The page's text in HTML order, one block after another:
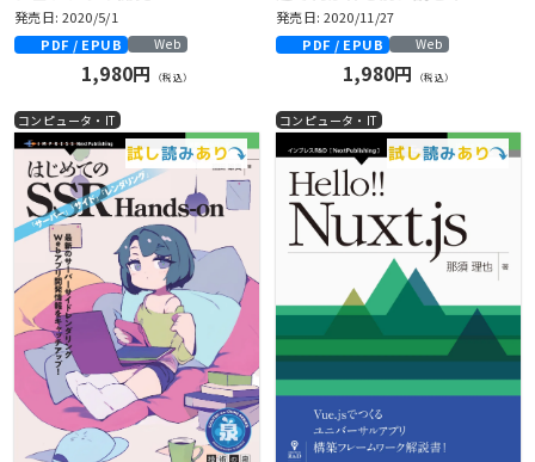
発売日: 2020/5/1
PDF / EPUB
Web
1,980円 （税込）
発売日: 2020/11/27
PDF / EPUB
Web
1,980円 （税込）
コンピュータ・IT コンピュータ・IT